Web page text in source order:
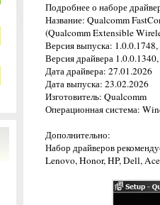
Подробнее о наборе
Название: Qualcomm
(Qualcomm Extensible
Версия выпуска:
Версия драйвера
Дата драйвера: 27.01.2026
Дата выпуска: 23.02.2026
Изготовитель: Qualcomm
Операционная система:
Дополнительно:
Набор драйверов
Lenovo, Honor, HP, Dell,